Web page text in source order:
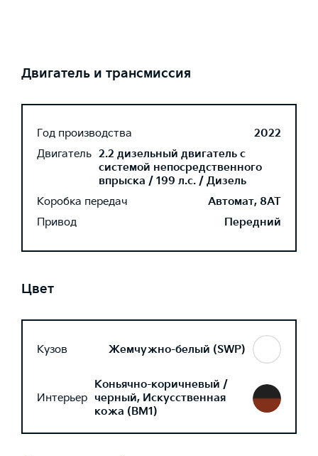
Двигатель и трансмиссия
Год производства
2022
Двигатель 2.2 дизельный двигатель с
системой непосредственного
впрыска / 199 л.с. / Дизель
Коробка передач
Автомат, 8AT
Привод
Передний
Цвет
Кузов Жемчужно-белый (SWP)
Интерьер
Коньячно-коричневый /
черный, Искусственная
кожа (BM1)